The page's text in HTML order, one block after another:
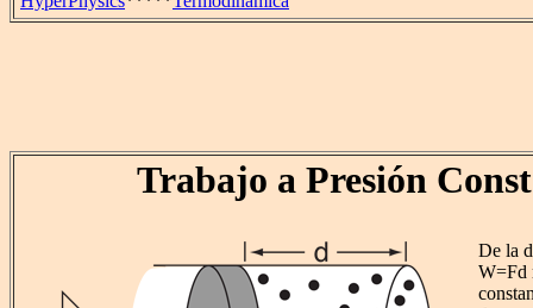
Trabajo a Presión
De la
W=Fd